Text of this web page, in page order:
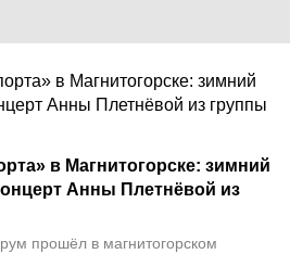
в Магнитогорске: зимний
Анны Плетнёвой из
прошёл в магнитогорском